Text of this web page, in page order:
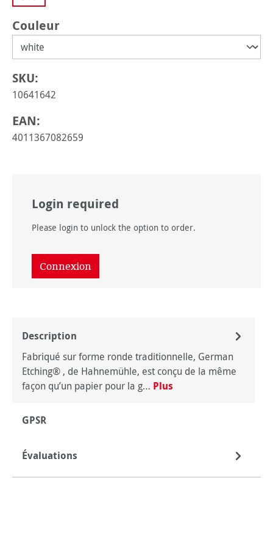
Sélectionnez
Couleur
SKU:
10641642
EAN:
4011367082659
Login required
Please login to unlock the option to order.
Connexion
Description
Fabriqué sur forme ronde traditionnelle, German
Etching® , de Hahnemühle, est conçu de la même
façon qu’un papier pour la g… Plus
GPSR
Évaluations